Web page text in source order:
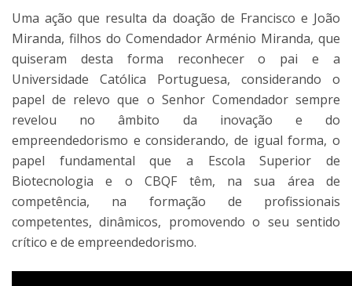
Uma ação que resulta da doação de Francisco e João
Miranda, filhos do Comendador Arménio Miranda, que
quiseram desta forma reconhecer o pai e a
Universidade Católica Portuguesa, considerando o
papel de relevo que o Senhor Comendador sempre
revelou no âmbito da inovação e do
empreendedorismo e considerando, de igual forma, o
papel fundamental que a Escola Superior de
Biotecnologia e o CBQF têm, na sua área de
competência, na formação de profissionais
competentes, dinâmicos, promovendo o seu sentido
crítico e de empreendedorismo.